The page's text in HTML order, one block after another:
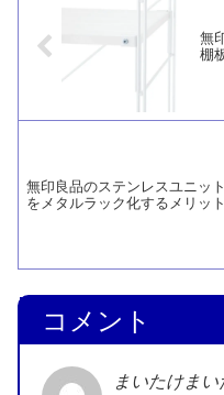
無
棚
無印良品のステンレスユニッ
をメタルラック化するメリッ
コメント
まいたけまい